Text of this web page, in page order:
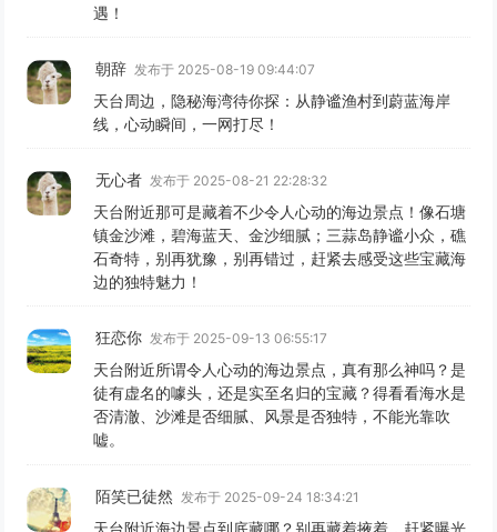
遇！
朝辞 发布于 2025-08-19 09:44:07
天台周边，隐秘海湾待你探：从静谧渔村到蔚蓝海岸
线，心动瞬间，一网打尽！
无心者 发布于 2025-08-21 22:28:32
天台附近那可是藏着不少令人心动的海边景点！像石塘
镇金沙滩，碧海蓝天、金沙细腻；三蒜岛静谧小众，礁
石奇特，别再犹豫，别再错过，赶紧去感受这些宝藏海
边的独特魅力！
狂恋你 发布于 2025-09-13 06:55:17
天台附近所谓令人心动的海边景点，真有那么神吗？是
徒有虚名的噱头，还是实至名归的宝藏？得看看海水是
否清澈、沙滩是否细腻、风景是否独特，不能光靠吹
嘘。
陌笑已徒然 发布于 2025-09-24 18:34:21
天台附近海边景点到底藏哪？别再藏着掖着，赶紧曝光